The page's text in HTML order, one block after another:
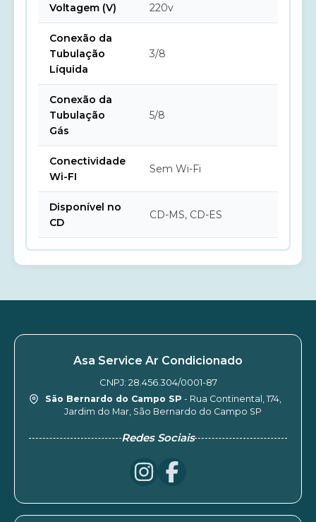
Voltagem (V) 220v
Conexão da
Tubulação
Líquida
3/8
Conexão da
Tubulação
Gás
5/8
Conectividade
Wi-FI
Sem Wi-Fi
Disponível no
CD
CD-MS, CD-ES
Asa Service Ar Condicionado
CNPJ: 28.456.304/0001-87
São Bernardo do Campo SP - Rua Continental, 174,
Jardim do Mar, São Bernardo do Campo SP
Redes Sociais